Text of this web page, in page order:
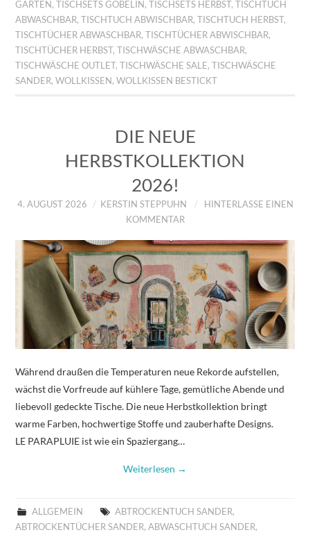
GARTEN ,TISCHSETS GOBELIN ,TISCHSETS HERBST,TISCHTUCH
ABWASCHBAR,TISCHTUCH ABWISCHBAR,TISCHTUCH HERBST,
TISCHTÜCHER ABWASCHBAR,TISCHTÜCHER ABWISCHBAR,
TISCHTÜCHER HERBST,TISCHWÄSCHE ABWASCHBAR,
TISCHWÄSCHE OUTLET,TISCHWÄSCHE SALE,TISCHWÄSCHE
SANDER,WOLLKISSEN ,WOLLKISSEN BESTICKT
DIE NEUE
HERBSTKOLLEKTION
2026!
4. AUGUST 2026 KERSTIN STEPPUHN
HINTERLASSE EINEN
KOMMENTAR
Während draußen die Temperaturen neue Rekorde aufstellen,
wächst die Vorfreude auf kühlere Tage, gemütliche Abende und
liebevoll gedeckte Tische. Die neue Herbstkollektion bringt
warme Farben, hochwertige Stoffe und zauberhafte Designs.
LE PARAPLUIE ist wie ein Spaziergang…
Weiterlesen →
ALLGEMEIN ABTROCKENTUCH SANDER,
ABTROCKENTÜCHER SANDER,ABWASCHTUCH SANDER,